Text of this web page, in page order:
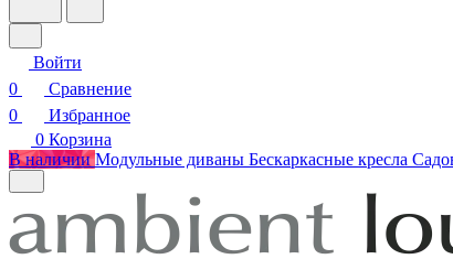
Войти
0
Сравнение
0
Избранное
0 Корзина
В наличии Модульные диваны Бескаркасные кресла